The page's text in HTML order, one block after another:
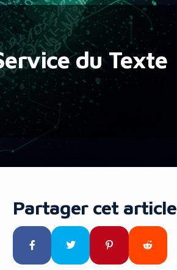
du Texte
Partager cet article